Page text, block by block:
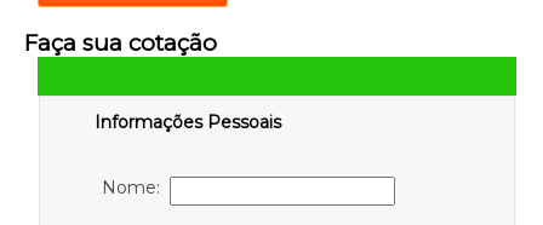
Faça sua cotação
Informações Pessoais
Nome: